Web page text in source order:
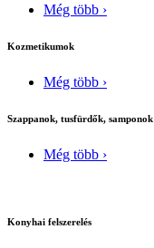
Még több ›
Kozmetikumok
Még több ›
Szappanok, tusfürdők, samponok
Még több ›
Konyhai felszerelés